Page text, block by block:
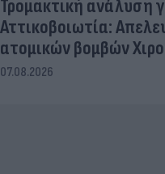
Τρομακτική ανάλυση
Αττικοβοιωτία:
ατομικών βομβών
07.08.2026